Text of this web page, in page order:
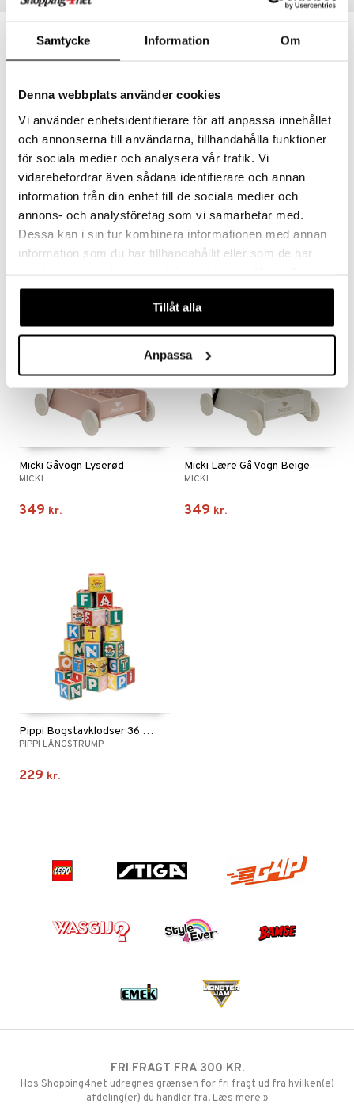
Samtycke Information Om
Denna webbplats använder cookies
Vi använder enhetsidentifierare för att anpassa innehållet
och annonserna till användarna, tillhandahålla funktioner
för sociala medier och analysera vår trafik. Vi
vidarebefordrar även sådana identifierare och annan
information från din enhet till de sociala medier och
annons- och analysföretag som vi samarbetar med.
Dessa kan i sin tur kombinera informationen med annan
information som du har tillhandahållit eller som de har
våra cookies vid fortsatt användande av vår webbplats.
Tillåt alla
Anpassa
Babblarna Lære Gå Vogn Blå
BABBLARNA
299
Micki Gåvogn Blå
MICKI
349 kr.
Micki Gåvogn Lyserød
MICKI
349 kr.
Micki Lære Gå Vogn Beige
MICKI
349 kr.
Pippi Bogstavklodser 36 stk
PIPPI LÅNGSTRUMP
229 kr.
FRI FRAGT FRA 300 KR.
Hos Shopping4net udregnes grænsen for fri fragt ud fra hvilken(e)
afdeling(er) du handler fra. Læs mere »